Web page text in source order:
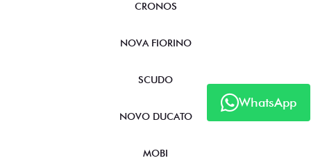
WhatsApp
CRONOS
NOVA FIORINO
SCUDO
NOVO DUCATO
MOBI